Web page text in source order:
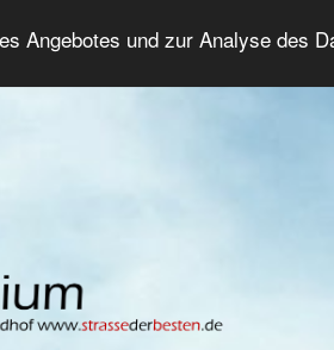
Angebotes und zur Analyse des
Erweiterte Suche Anmelden